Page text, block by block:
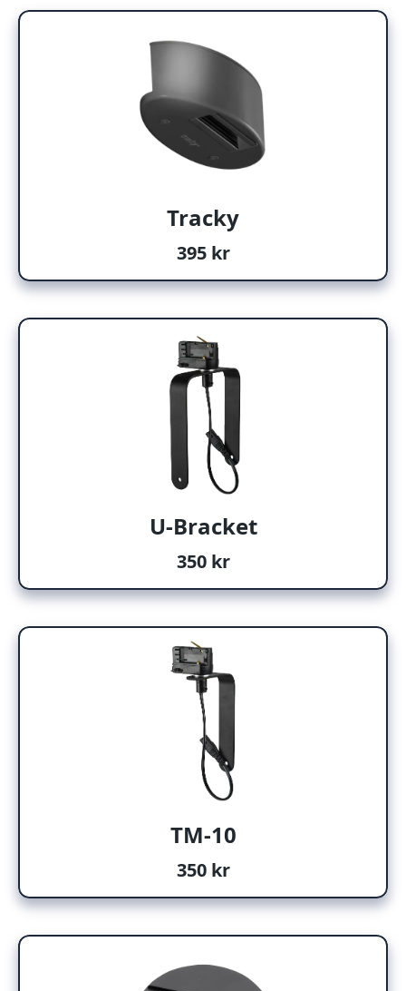
Tracky
395 kr
U-Bracket
350 kr
TM-10
350 kr